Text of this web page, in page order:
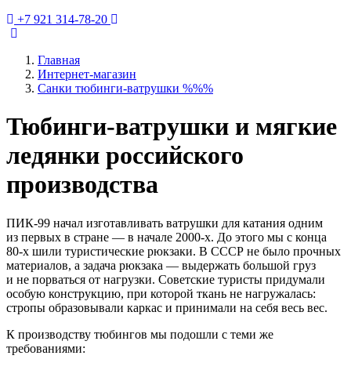
+7 921 314-78-20
Главная
Интернет-магазин
Санки тюбинги-ватрушки %%%
Тюбинги-ватрушки и мягкие
ледянки российского
производства
ПИК-99 начал изготавливать ватрушки для катания одним
из первых в стране — в начале 2000-х. До этого мы с конца
80-х шили туристические рюкзаки. В СССР не было прочных
материалов, а задача рюкзака — выдержать большой груз
и не порваться от нагрузки. Советские туристы придумали
особую конструкцию, при которой ткань не нагружалась:
стропы образовывали каркас и принимали на себя весь вес.
К производству тюбингов мы подошли с теми же
требованиями: